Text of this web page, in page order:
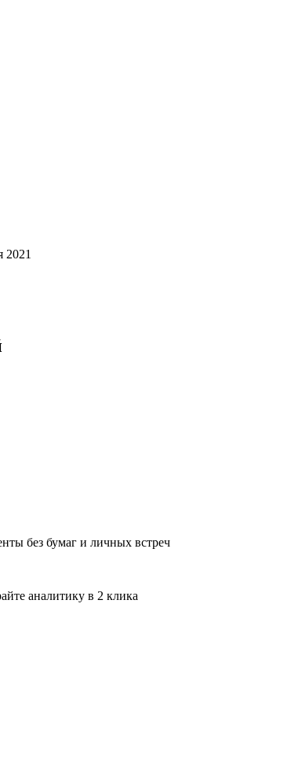
2021
без бумаг и личных встреч
аналитику в 2 клика